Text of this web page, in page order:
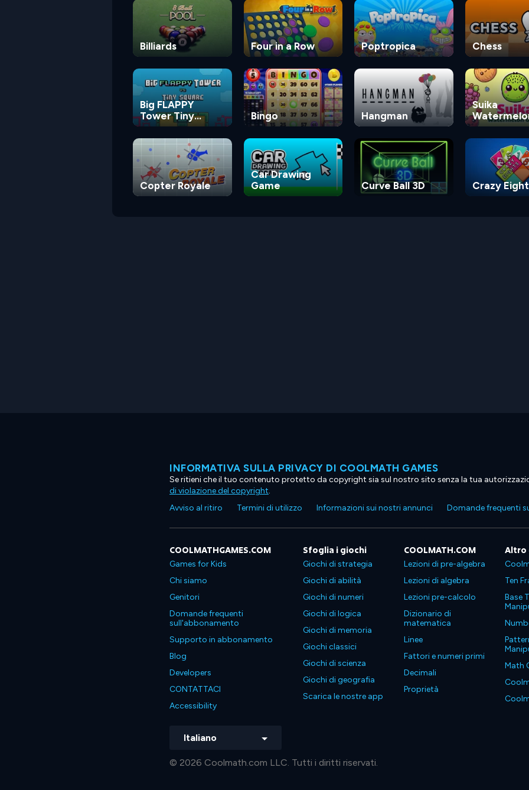
Billiards Four in a Row Poptropica Chess
Big FLAPPY
Tower Tiny
Square
Bingo Hangman
Suika
Game
Copter Royale
Car Drawing
Game
Curve Ball 3D Crazy
INFORMATIVA SULLA PRIVACY DI COOLMATH GAMES
Se ritieni che il tuo contenuto protetto da copyright sia sul nostro sito senza la tua
di violazione del copyright.
Avviso al ritiro
Termini di utilizzo Informazioni sui nostri annunci Domande frequenti
COOLMATHGAMES.COM
Games for Kids
Chi siamo
Genitori
Domande frequenti
sull'abbonamento
Supporto in abbonamento
Blog
Developers
CONTATTACI
Accessibility
Sfoglia i giochi
Giochi di strategia
Giochi di abilità
Giochi di numeri
Giochi di logica
Giochi di memoria
Giochi classici
Giochi di scienza
Giochi di geografia
Scarica le nostre app
COOLMATH.COM
Lezioni di pre-algebra
Lezioni di algebra
Lezioni pre-calcolo
Dizionario di
matematica
Linee
Fattori e numeri primi
Decimali
Proprietà
Altro
Ten
Base
Math
Italiano
© 2026 Coolmath.com LLC. Tutti i diritti riservati.